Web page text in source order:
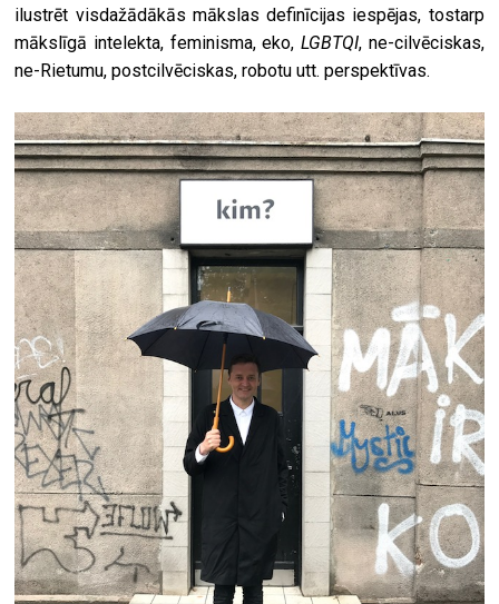
ilustrēt visdažādākās mākslas definīcijas iespējas, tostarp
mākslīgā intelekta, feminisma, eko, LGBTQI, ne-cilvēciskas,
ne-Rietumu, postcilvēciskas, robotu utt. perspektīvas.